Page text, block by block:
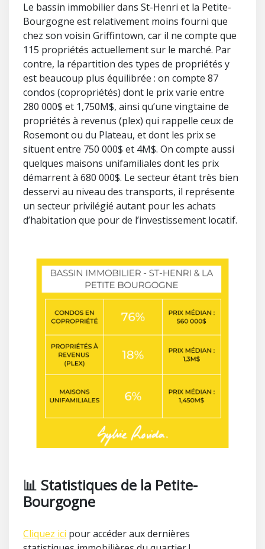
Le bassin immobilier dans St-Henri et la Petite-
Bourgogne est relativement moins fourni que
chez son voisin Griffintown, car il ne compte que
115 propriétés actuellement sur le marché. Par
contre, la répartition des types de propriétés y
est beaucoup plus équilibrée : on compte 87
condos (copropriétés) dont le prix varie entre
280 000$ et 1,750M$, ainsi qu’une vingtaine de
propriétés à revenus (plex) qui rappelle ceux de
Rosemont ou du Plateau, et dont les prix se
situent entre 750 000$ et 4M$. On compte aussi
quelques maisons unifamiliales dont les prix
démarrent à 680 000$. Le secteur étant très bien
desservi au niveau des transports, il représente
un secteur privilégié autant pour les achats
d’habitation que pour de l’investissement locatif.
📊 Statistiques de la Petite-
Bourgogne
Cliquez ici pour accéder aux dernières